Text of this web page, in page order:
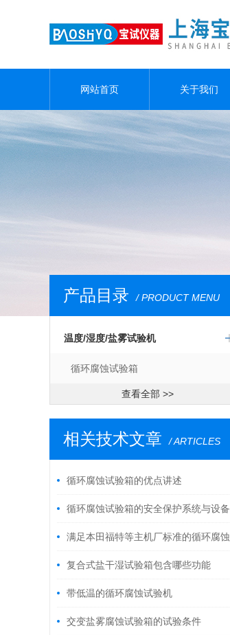
网站首页 关于我们
产品目录 / PRODUCT MENU
温度/湿度/盐雾试验机
循环腐蚀试验箱
查看全部 >>
相关技术文章 / ARTICLES
循环腐蚀试验箱的优点讲述
循环腐蚀试验箱的安全保护系统与设备
主要特点是怎样的
满足本田福特等主机厂标准的循环腐蚀
试验箱
复合式盐干湿试验箱包含哪些功能
带低温的循环腐蚀试验机
交变盐雾腐蚀试验箱的试验条件